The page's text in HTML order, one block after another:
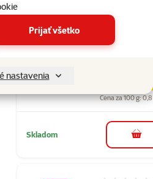
Prijať všetko
nastavenia
Breeds so
Bežná cena
Cena za 100 g:
Skladom do